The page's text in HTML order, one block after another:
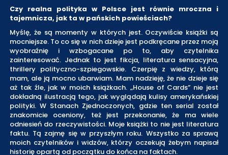
Czy realna polityka w Polsce jest równie mroczna i
tajemnicza, jak ta w pańskich powieściach?
Myślę, że są momenty w których jest. Oczywiście książki są
mocniejsze. To co się w nich dzieje jest podkręcane przez moją
wyobraźnię i wzbogacane po to, aby czytelnika
zainteresować. Jednak to jest fikcja, literatura sensacyjna,
thrillery polityczno-szpiegowskie. Czerpię z wiedzy, którą
mam, ale ją mocno ubarwiam. Mam nadzieję, że nie dzieje się
aż tak źle, jak w moich książkach. „House of Cards” nie jest
dokładną ilustracją tego, jak wyglądają kulisy amerykańskiej
polityki. W Stanach Zjednoczonych, gdzie ten serial został
znakomicie oceniony, też jest przekonanie, że ma wiele
odniesień do rzeczywistości. Moje książki to nie jest literatura
faktu. Tą zajmę się w przyszłym roku. Wszystko za sprawą
moich czytelników i widzów, którzy oczekują żebym napisał
historię opartą od początku do końca na faktach.